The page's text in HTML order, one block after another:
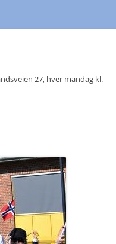
27, hver mandag kl.